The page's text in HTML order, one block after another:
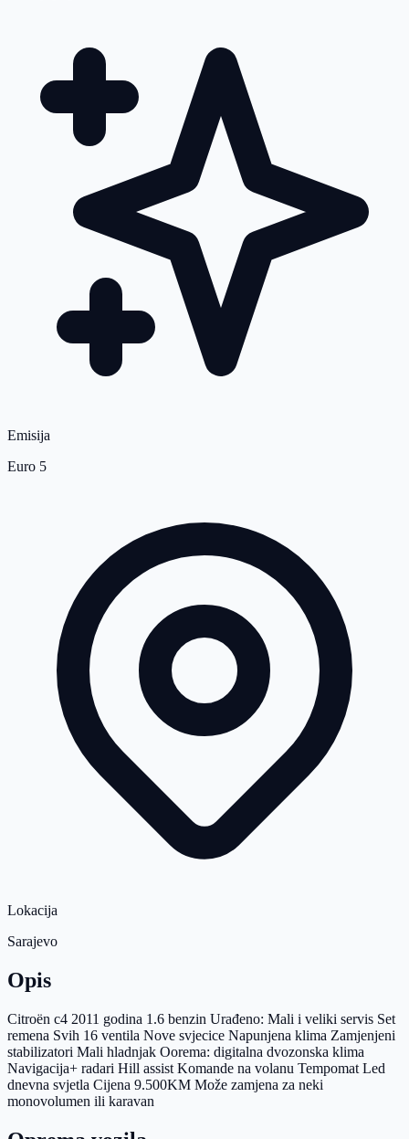
Emisija
Euro 5
Lokacija
Sarajevo
Opis
Citroën c4 2011 godina 1.6 benzin Urađeno: Mali i veliki servis Set
remena Svih 16 ventila Nove svjecice Napunjena klima Zamjenjeni
stabilizatori Mali hladnjak Oorema: digitalna dvozonska klima
Navigacija+ radari Hill assist Komande na volanu Tempomat Led
dnevna svjetla Cijena 9.500KM Može zamjena za neki
monovolumen ili karavan